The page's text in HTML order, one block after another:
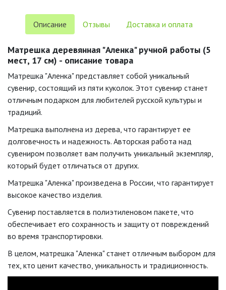
Описание Отзывы Доставка и оплата
Матрешка деревянная "Аленка" ручной работы (5
мест, 17 см) - описание товара
Матрешка "Аленка" представляет собой уникальный
сувенир, состоящий из пяти куколок. Этот сувенир станет
отличным подарком для любителей русской культуры и
традиций.
Матрешка выполнена из дерева, что гарантирует ее
долговечность и надежность. Авторская работа над
сувениром позволяет вам получить уникальный экземпляр,
который будет отличаться от других.
Матрешка "Аленка" произведена в России, что гарантирует
высокое качество изделия.
Сувенир поставляется в полиэтиленовом пакете, что
обеспечивает его сохранность и защиту от повреждений
во время транспортировки.
В целом, матрешка "Аленка" станет отличным выбором для
тех, кто ценит качество, уникальность и традиционность.